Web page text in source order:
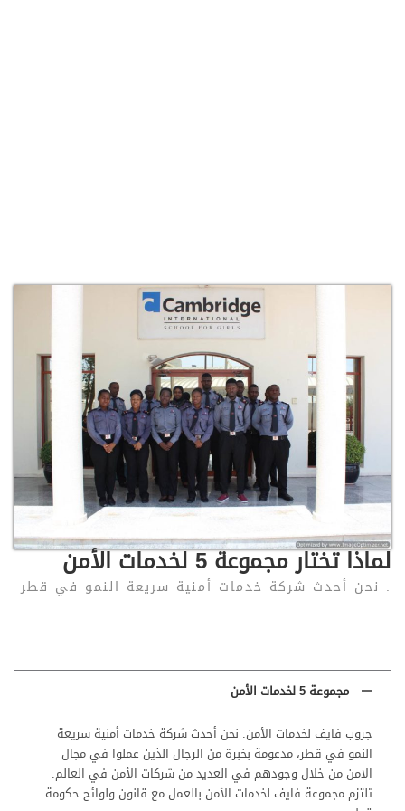
لماذا تختار مجموعة 5 لخدمات الأمن
. نحن أحدث شركة خدمات أمنية سريعة النمو في قطر
مجموعة 5 لخدمات الأمن
جروب فايف لخدمات الأمن. نحن أحدث شركة خدمات أمنية سريعة
النمو في قطر، مدعومة بخبرة من الرجال الذين عملوا في مجال
الامن من خلال وجودهم في العديد من شركات الأمن في العالم.
تلتزم مجموعة فايف لخدمات الأمن بالعمل مع قانون ولوائح حكومة